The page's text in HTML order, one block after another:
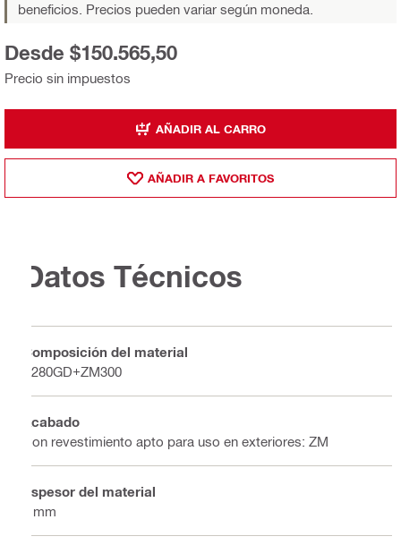
beneficios. Precios pueden variar según moneda.
Precio sin impuestos
Desde $150.565,50
AÑADIR AL CARRO
AÑADIR A FAVORITOS
Datos Técnicos
Composición del material
S280GD+ZM300
Acabado
Con revestimiento apto para uso en exteriores: ZM
Espesor del material
5 mm